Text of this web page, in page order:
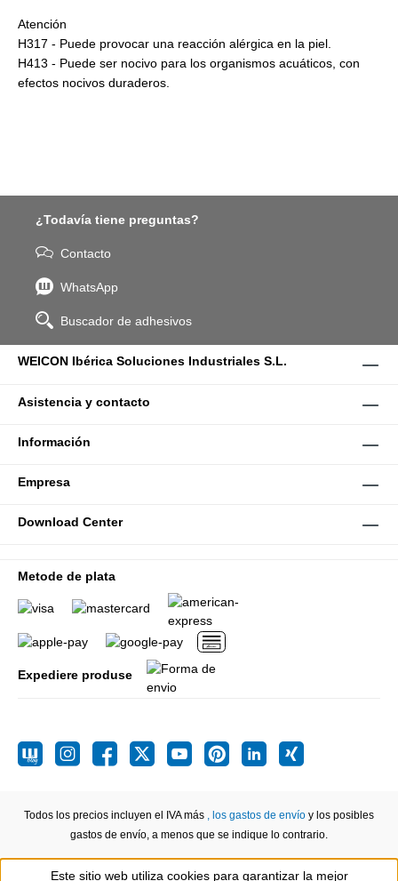
Atención
H317 - Puede provocar una reacción alérgica en la piel.
H413 - Puede ser nocivo para los organismos acuáticos, con
efectos nocivos duraderos.
¿Todavía tiene preguntas?
Contacto
WhatsApp
Buscador de adhesivos
WEICON Ibérica Soluciones Industriales S.L.
Asistencia y contacto
Información
Empresa
Download Center
Metode de plata
Expediere produse
Todos los precios incluyen el IVA más , los gastos de envío y los posibles
gastos de envío, a menos que se indique lo contrario.
Este sitio web utiliza cookies para garantizar la mejor